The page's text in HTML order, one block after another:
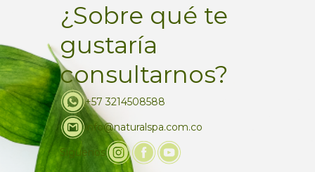
¿Sobre qué te
gustaría
consultarnos?
+57 3214508588
info@naturalspa.com.co
Siguenos